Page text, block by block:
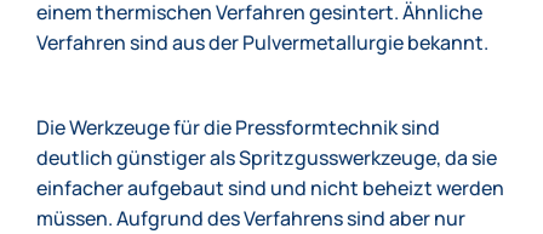
einem thermischen Verfahren gesintert. Ähnliche
Verfahren sind aus der Pulvermetallurgie bekannt.
Die Werkzeuge für die Pressformtechnik sind
deutlich günstiger als Spritzgusswerkzeuge, da sie
einfacher aufgebaut sind und nicht beheizt werden
müssen. Aufgrund des Verfahrens sind aber nur